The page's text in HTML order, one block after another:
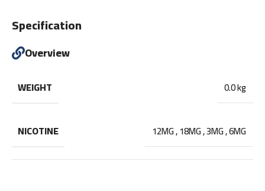
Specification
Overview
WEIGHT 0.0 kg
NICOTINE 12MG,18MG,3MG,6MG